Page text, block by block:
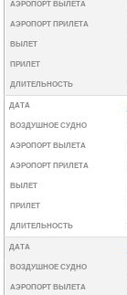
АЭРОПОРТ ВЫЛЕТА
АЭРОПОРТ ПРИЛЕТА
ВЫЛЕТ
ПРИЛЕТ
ДЛИТЕЛЬНОСТЬ
ДАТА
ВОЗДУШНОЕ СУДНО
АЭРОПОРТ ВЫЛЕТА
АЭРОПОРТ ПРИЛЕТА
ВЫЛЕТ
ПРИЛЕТ
ДЛИТЕЛЬНОСТЬ
ДАТА
ВОЗДУШНОЕ СУДНО
АЭРОПОРТ ВЫЛЕТА